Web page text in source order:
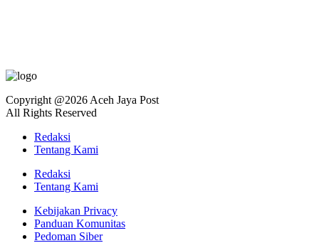
Copyright @2026 Aceh Jaya Post
All Rights Reserved
Redaksi
Tentang Kami
Redaksi
Tentang Kami
Kebijakan Privacy
Panduan Komunitas
Pedoman Siber